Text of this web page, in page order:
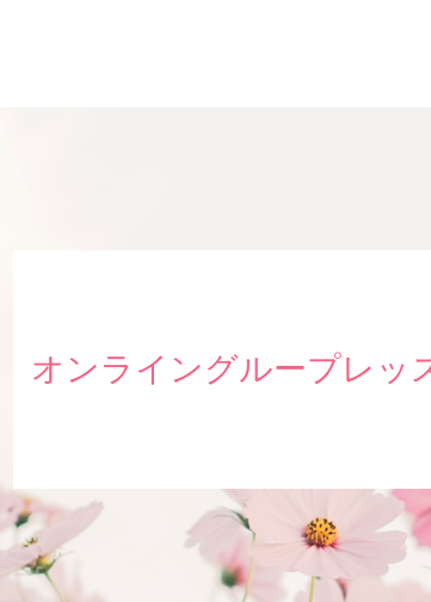
オンライングループレッ